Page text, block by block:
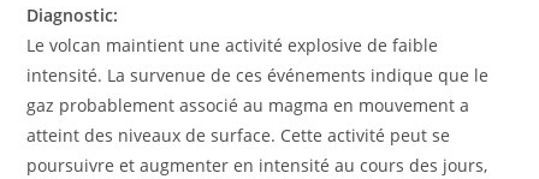
Diagnostic:
Le volcan maintient une activité explosive de faible
intensité. La survenue de ces événements indique que le
gaz probablement associé au magma en mouvement a
atteint des niveaux de surface. Cette activité peut se
poursuivre et augmenter en intensité au cours des jours,